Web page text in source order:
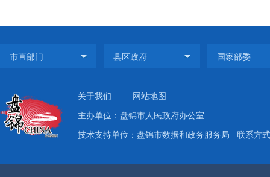
关于我们 网站地图
主办单位：盘锦市人民政府办公室
技术支持单位：盘锦市数据和政务服务局 联系方